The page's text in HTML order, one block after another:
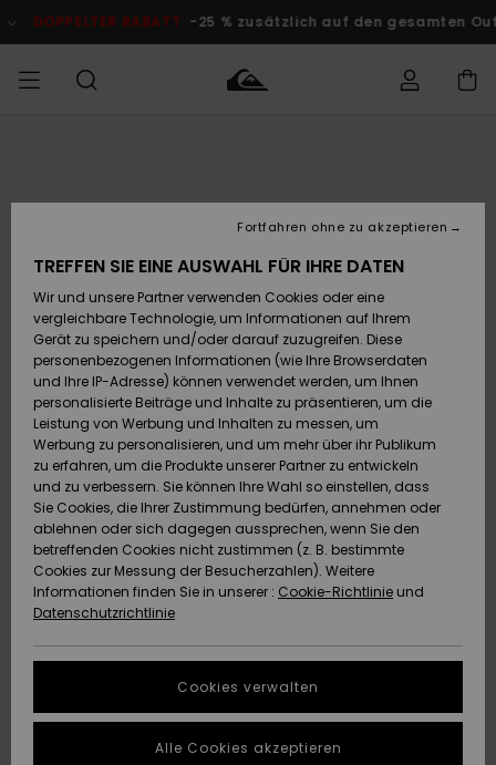
Produktinformation
DOPPELTER RABATT -25 % zusätzlich auf den gesamten
Accessoires
Schuhe&
Flip-Flops
Surf
Snow
Brandneu
Highlights
Accessoires
Schuhe&
Flip-Flops
Surf
Snow
Brandneu
Highlights
FRAUEN
Brandneu
Highlights
Snow
SURF
Kinder
Highlights
Community
SNOW
Snow Shop
Kinder
Snow Shop
Damen
Highlights
Community
DOPPELTER
RABATT
KINDER
Outlet
Frauen
HILFE & KONTAKT
Retouren
Bezahlung
Geschenkkarte
Quiksilver
Freedom
Datenschutz
Starten Sie eine
um die
schnellste
Antwort auf Ihre
NACHHALTIGKEIT
SHOPS
QUIKSILVER APP
TREFFEN SIE EINE AUSWAHL FÜR IHRE DATEN
Wir und unsere Partner verwenden Cookies oder eine
vergleichbare Technologie, um Informationen auf Ihrem
Gerät zu speichern und/oder darauf zuzugreifen. Diese
personenbezogenen Informationen (wie Ihre Browserdaten
und Ihre IP-Adresse) können verwendet werden, um Ihnen
personalisierte Beiträge und Inhalte zu präsentieren, um die
Leistung von Werbung und Inhalten zu messen, um
Werbung zu personalisieren, und um mehr über ihr Publikum
zu erfahren, um die Produkte unserer Partner zu entwickeln
und zu verbessern. Sie können Ihre Wahl so einstellen, dass
Sie Cookies, die Ihrer Zustimmung bedürfen, annehmen oder
ablehnen oder sich dagegen aussprechen, wenn Sie den
betreffenden Cookies nicht zustimmen (z. B. bestimmte
Cookies zur Messung der Besucherzahlen). Weitere
Informationen finden Sie in unserer : Cookie-Richtlinie und
Datenschutzrichtlinie
Cookies verwalten
Fortfahren ohne zu akzeptieren
Alle Cookies akzeptieren